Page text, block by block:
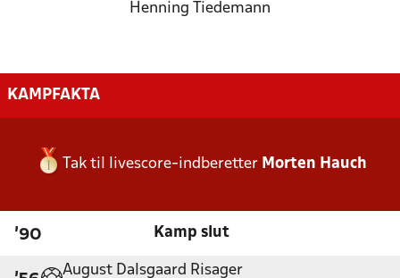
Henning Tiedemann
KAMPFAKTA
Tak til livescore-indberetter Morten Hauch
'90 Kamp slut
August Dalsgaard Risager